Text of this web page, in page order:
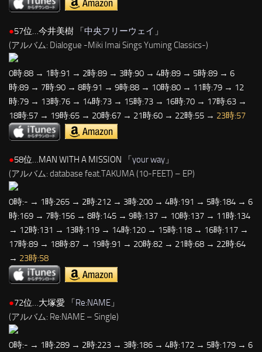
●57位…今井美樹 「中央フリーウェイ 」
(アルバム: Dialogue -Miki Imai Sings Yuming Classics-)
0時:88 → 1時:91 → 2時:89 → 3時:90 → 4時:89 → 5時:89 → 6
時:89 → 7時:90 → 8時:91 → 9時:88 → 10時:80 → 11時:79 → 12
時:79 → 13時:76 → 14時:73 → 15時:73 → 16時:70 → 17時:63 →
18時:57 → 19時:65 → 20時:67 → 21時:60 → 22時:55 → 23時:57
●58位…MAN WITH A MISSION 「 your way 」
(アルバム: database feat.TAKUMA (10-FEET) – EP)
0時:- → 1時:265 → 2時:212 → 3時:200 → 4時:191 → 5時:184 → 6
時:169 → 7時:156 → 8時:145 → 9時:137 → 10時:137 → 11時:134
→ 12時:131 → 13時:119 → 14時:120 → 15時:118 → 16時:117 →
17時:89 → 18時:87 → 19時:91 → 20時:82 → 21時:68 → 22時:64
→ 23時:58
●72位…大塚愛 「Re:NAME 」
(アルバム: Re:NAME – Single)
0時:- → 1時:289 → 2時:223 → 3時:186 → 4時:172 → 5時:179 → 6